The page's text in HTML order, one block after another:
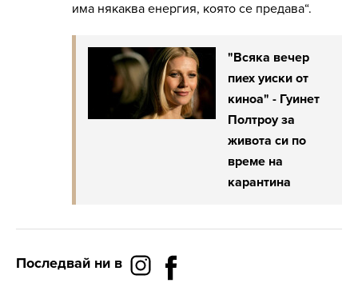
има някаква енергия, която се предава“.
"Всяка вечер
пиех уиски от
киноа" - Гуинет
Полтроу за
живота си по
време на
карантина
Последвай ни в